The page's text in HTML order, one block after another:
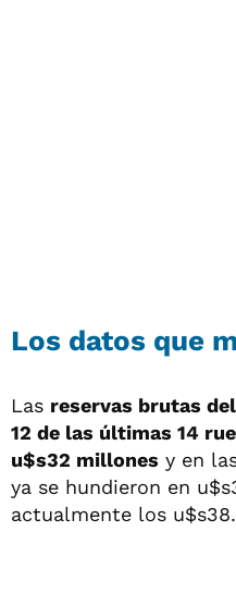
Los datos que
Las reservas brutas del
12 de las últimas 14
u$s32 millones y en
ya se hundieron en
actualmente los